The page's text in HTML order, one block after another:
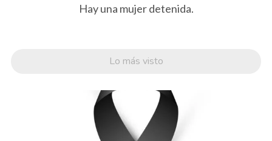
Hay una mujer detenida.
Lo más visto